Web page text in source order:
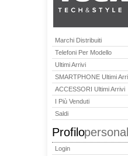
Marchi Distribuiti
Telefoni Per Modello
Ultimi Arrivi
SMARTPHONE Ultimi
ACCESSORI Ultimi Arrivi
I Più Venduti
Saldi
Profilo
Login